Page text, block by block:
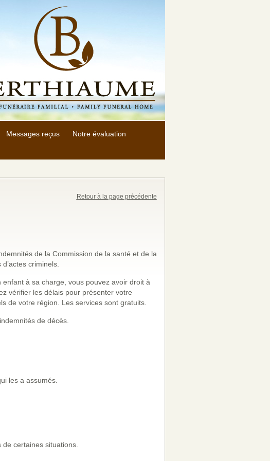
Messages reçus
Notre évaluation
Retour à la page précédente
de la Commission de la santé et de la
criminels.
à sa charge, vous pouvez avoir droit à
vérifier les délais pour présenter votre
de votre région. Les services sont gratuits.
de décès.
les a assumés.
certaines situations.